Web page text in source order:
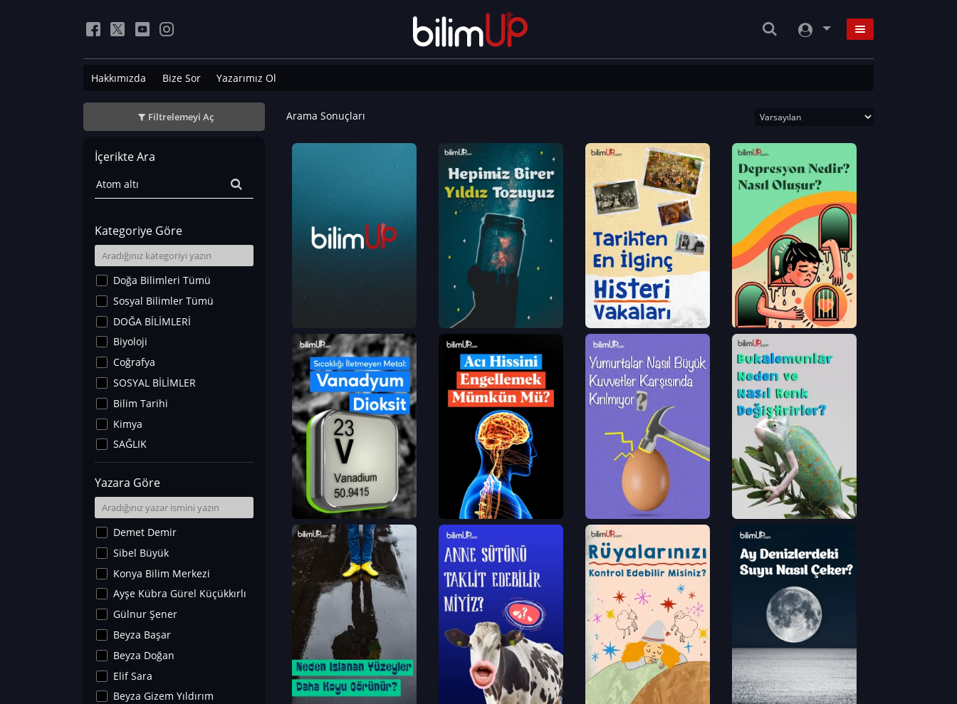
Hakkımızda Bize Sor Yazarımız Ol
Filtrelemeyi Aç
İçerikte Ara
Kategoriye Göre
Doğa Bilimleri Tümü
Sosyal Bilimler Tümü
DOĞA BİLİMLERİ
Biyoloji
Coğrafya
SOSYAL BİLİMLER
Bilim Tarihi
Kimya
SAĞLIK
Sanat Tarihi
Fizik
Yer Bilimleri
Astronomi ve Uzay
Noroloji
Matematik
Teknoloji
İklim Değişikliği
Arkeoloji
Kültür&Sanat
Yaşam Tavsiyeleri
Merakoloji
Yazara Göre
Demet Demir
Sibel Büyük
Konya Bilim Merkezi
Ayşe Kübra Gürel Küçükkırlı
Gülnur Şener
Beyza Başar
Beyza Doğan
Elif Sara
Beyza Gizem Yıldırım
Arama Sonuçları